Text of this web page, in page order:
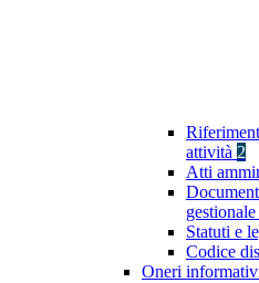
attività 2
Atti
gestionale
Statuti e
Codice
Oneri